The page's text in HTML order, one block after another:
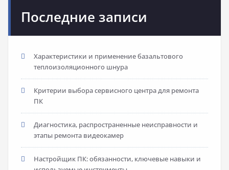
Последние записи
Характеристики и применение базальтового
теплоизоляционного шнура
Критерии выбора сервисного центра для ремонта
ПК
Диагностика, распространенные неисправности и
этапы ремонта видеокамер
Настройщик ПК: обязанности, ключевые навыки и